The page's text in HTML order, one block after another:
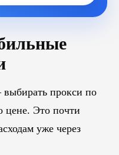
прокси по
цене. Это почти
уже через